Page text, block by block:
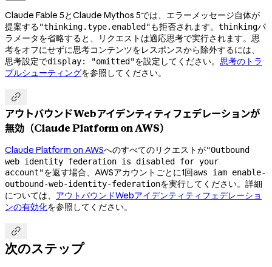
Claude Fable 5とClaude Mythos 5では、エラーメッセージ自体が
提案する"thinking.type.enabled"も拒否されます。 thinkingパ
ラメータを省略すると、リクエストは適応思考で実行されます。思
考をオフにせずに思考コンテンツをレスポンスから除外するには、
思考設定でdisplay: "omitted"を設定してください。 思考のトラ
ブルシューティングを参照してください。

アウトバウンドWebアイデンティティフェデレーションが
無効（Claude Platform on AWS）
Claude Platform on AWSへのすべてのリクエストが"Outbound
web identity federation is disabled for your
account"を返す場合、AWSアカウントごとに1回aws iam enable-
outbound-web-identity-federationを実行してください。詳細
については、 アウトバウンドWebアイデンティティフェデレーショ
ンの有効化を参照してください。

次のステップ